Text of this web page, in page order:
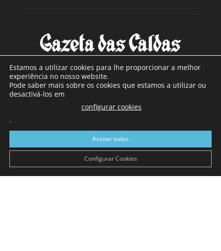
SOBRE NÓS
Com sede nas Caldas da Rainha e mais de 90 anos de
a sul de distrito de Leiria, com mais de 40.000 leitores por
toda a região Oeste. Jornal com distribuição em Portugal
Continental e assinatura online.
Estamos a utilizar cookies para lhe proporcionar a melhor
experiência no nosso website.
Pode saber mais sobre os cookies que estamos a utilizar ou
desactivá-los em
configurar cookies
.
Aceitar todas
Configurar Cookies